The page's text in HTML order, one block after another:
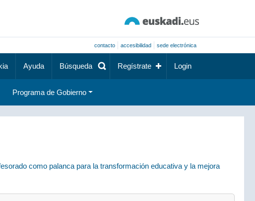
contacto accesibilidad sede electrónica
Ayuda Búsqueda Regístrate Login
Programa de Gobierno
como palanca para la transformación educativa y la mejora